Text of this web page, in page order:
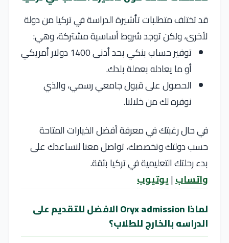
قد تختلف متطلبات تأشيرة الدراسة في تركيا من دولة
لأخرى، ولكن توجد شروط أساسية مشتركة، وهي:
توفير حساب بنكي بحد أدنى 1400 دولار أمريكي
أو ما يعادله بعملة بلدك.
الحصول على قبول جامعي رسمي، والذي
نوفره لك من خلالنا.
في حال رغبتك في معرفة أفضل الخيارات المتاحة
حسب دولتك وتخصصك، تواصل معنا لنساعدك على
بدء رحلتك التعليمية في تركيا بثقة.
واتساب|يوتيوب
لماذا Oryx admission الافضل للتقديم على
الدراسه بالخارج للطلاب؟